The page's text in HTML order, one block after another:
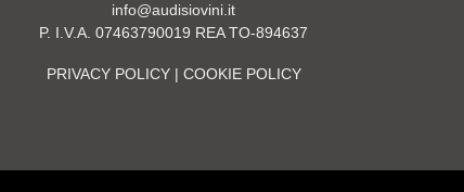
info@audisiovini.it
P. I.V.A. 07463790019 REA TO-894637
PRIVACY POLICY| COOKIE POLICY